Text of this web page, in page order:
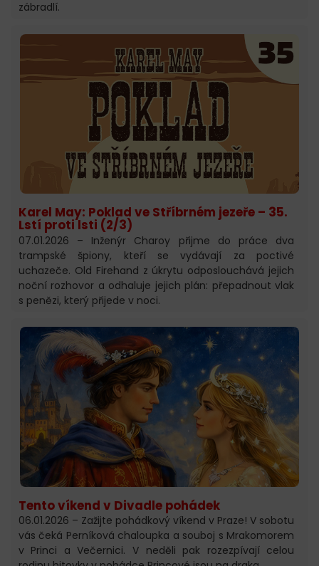
zábradlí.
Karel May: Poklad ve Stříbrném jezeře – 35.
Lstí proti lsti (2/3)
07.01.2026 – Inženýr Charoy přijme do práce dva
trampské špiony, kteří se vydávají za poctivé
uchazeče. Old Firehand z úkrytu odposlouchává jejich
noční rozhovor a odhaluje jejich plán: přepadnout vlak
s penězi, který přijede v noci.
Tento víkend v Divadle pohádek
06.01.2026 – Zažijte pohádkový víkend v Praze! V sobotu
vás čeká Perníková chaloupka a souboj s Mrakomorem
v Princi a Večernici. V neděli pak rozezpívají celou